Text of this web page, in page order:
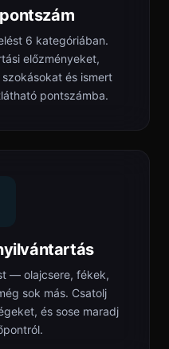
6 kategóriában.
előzményeket,
és ismert
pontszámba.
— olajcsere, fékek,
sok más. Csatolj
és sose maradj